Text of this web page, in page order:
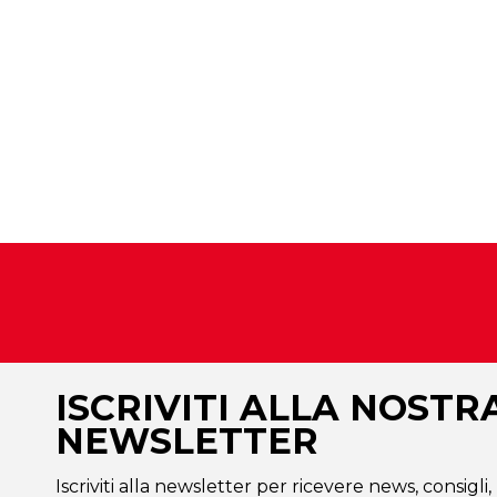
ISCRIVITI ALLA
NEWSLETTER
Iscriviti alla newsletter per ricevere news, consigli,